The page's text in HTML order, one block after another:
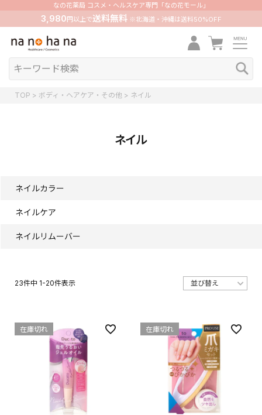
なの花薬局 コスメ・ヘルスケア専門「なの花モール」
3,980 円以上で送料無料※北海道・沖縄は送料50%OFF
TOP ボディ・ヘアケア・その他 ネイル
ネイル
ネイルカラー
ネイルケア
ネイルリムーバー
23件中 1-20件表示
在庫切れ 在庫切れ